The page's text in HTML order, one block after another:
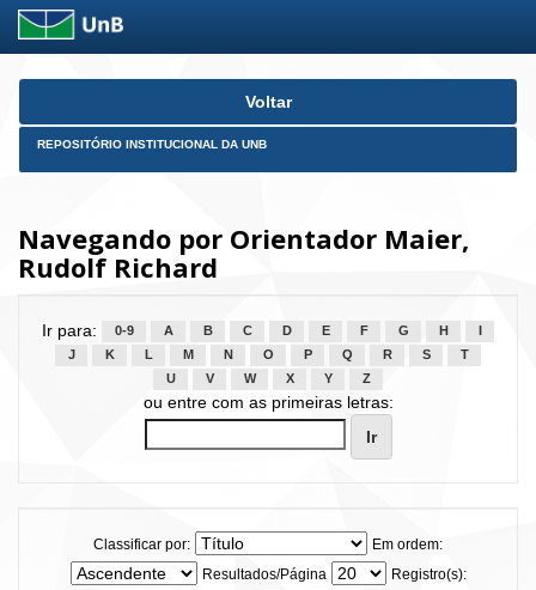
Skip
Voltar
REPOSITÓRIO INSTITUCIONAL DA UNB
Navegando por Orientador Maier,
Rudolf Richard
Ir para: 0-9 A B C D E F G H
J
K L M N O P Q R S
T
U
V W X Y Z
ou entre com as primeiras letras:
Classificar por:
Em ordem:
Resultados/Página
Registro(s):